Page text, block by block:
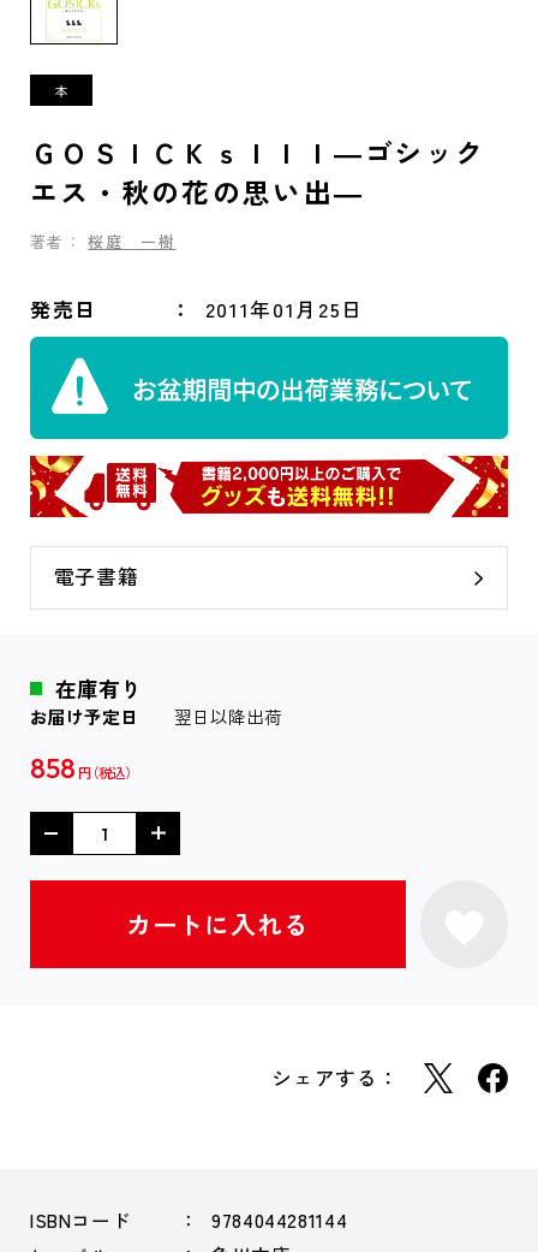
ＧＯＳＩＣＫｓＩＩＩ―ゴシック
エス・秋の花の思い出―
著者： 桜庭 一樹
発売日 2011年01月25日
電子書籍
在庫有り
お届け予定日 翌日以降出荷
858 円
シェアする：
ISBNコード
9784044281144